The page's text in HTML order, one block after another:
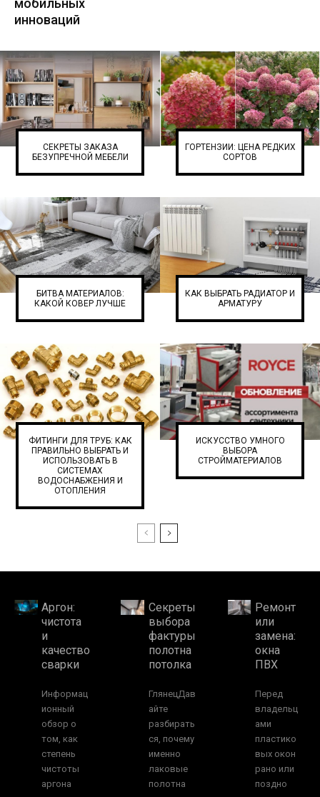
инноваций
СЕКРЕТЫ ЗАКАЗА
БЕЗУПРЕЧНОЙ МЕБЕЛИ
ГОРТЕНЗИИ: ЦЕНА РЕДКИХ
СОРТОВ
БИТВА МАТЕРИАЛОВ:
КАКОЙ КОВЕР ЛУЧШЕ
КАК ВЫБРАТЬ РАДИАТОР И
АРМАТУРУ
ФИТИНГИ ДЛЯ ТРУБ: КАК
ПРАВИЛЬНО ВЫБРАТЬ И
ИСПОЛЬЗОВАТЬ В
СИСТЕМАХ
ВОДОСНАБЖЕНИЯ И
ОТОПЛЕНИЯ
ИСКУССТВО УМНОГО
ВЫБОРА
СТРОЙМАТЕРИАЛОВ
Аргон:
чистота
и
качество
сварки
Информац
ионный
обзор о
том, как
степень
чистоты
аргона
Секреты
выбора
фактуры
полотна
потолка
ГлянецДав
айте
разбирать
ся, почему
именно
лаковые
полотна
Ремонт
или
замена:
окна
ПВХ
Перед
владельц
ами
пластико
вых окон
рано или
поздно